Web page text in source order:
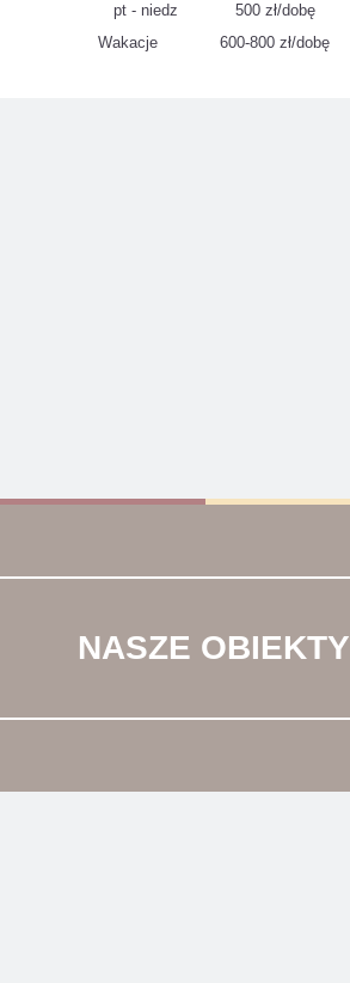
pt - niedz 500 zł/dobę
Wakacje 600-800 zł/dobę
NASZE OBIEKTY